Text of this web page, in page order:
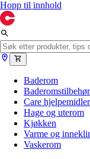
Hopp til innhold
Baderom
Baderomstilbehør
Care hjelpemidler
Hage og uterom
Kjøkken
Varme og
Vaskerom